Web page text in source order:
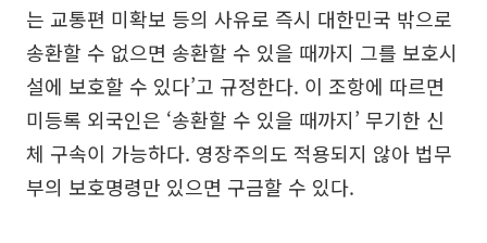
는 교통편 미확보 등의 사유로 즉시 대한민국 밖으로
송환할 수 없으면 송환할 수 있을 때까지 그를 보호시
설에 보호할 수 있다’고 규정한다. 이 조항에 따르면
미등록 외국인은 ‘송환할 수 있을 때까지’ 무기한 신
체 구속이 가능하다. 영장주의도 적용되지 않아 법무
부의 보호명령만 있으면 구금할 수 있다.